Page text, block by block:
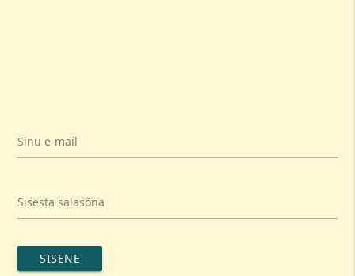
Sinu e-mail
Sisesta salasõna
SISENE